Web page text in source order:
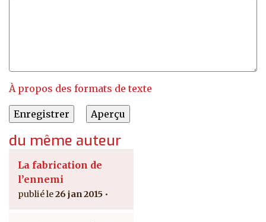
À propos des formats de texte
du même auteur
La fabrication de
l’ennemi
26 jan 2015